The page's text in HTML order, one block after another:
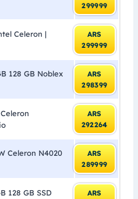
299999
Celeron |
ARS
299999
128 GB Noblex
ARS
298399
ARS
292264
Celeron N4020
ARS
289999
128 GB SSD
ARS